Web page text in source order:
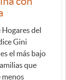
Hogares del
Gini
el más bajo
que
menos